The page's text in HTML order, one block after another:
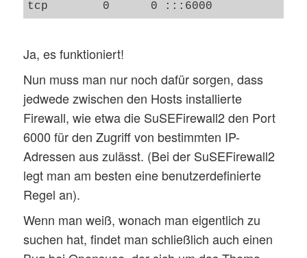
Ja, es funktioniert!
Nun muss man nur noch dafür sorgen, dass
jedwede zwischen den Hosts installierte
Firewall, wie etwa die SuSEFirewall2 den Port
6000 für den Zugriff von bestimmten IP-
Adressen aus zulässt. (Bei der SuSEFirewall2
legt man am besten eine benutzerdefinierte
Regel an).
Wenn man weiß, wonach man eigentlich zu
suchen hat, findet man schließlich auch einen